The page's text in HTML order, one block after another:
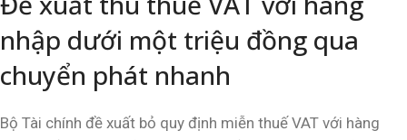
nhập dưới một triệu đồng qua
chuyển phát nhanh
Bộ Tài chính đề xuất bỏ quy định miễn thuế VAT với hàng